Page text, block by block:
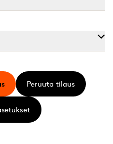
Peruuta tilaus